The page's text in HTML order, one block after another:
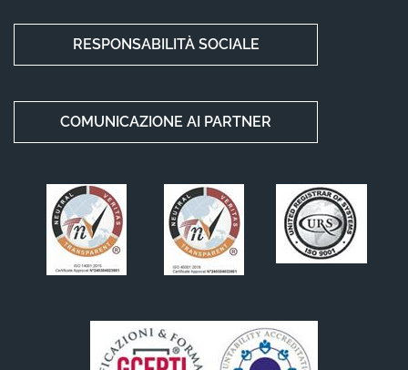
RESPONSABILITÀ SOCIALE
COMUNICAZIONE AI PARTNER